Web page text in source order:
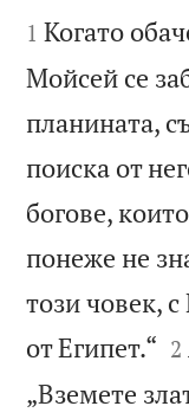


1 Когато
Мойсей се
планината,
поиска от
богове,
понеже не
този човек,
от Египет.“ 
2
„Вземете